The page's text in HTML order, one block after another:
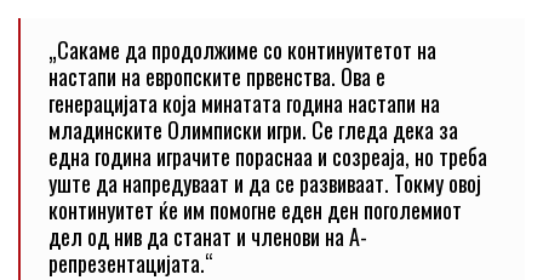
„Сакаме да продолжиме со континуитетот на
настапи на европските првенства. Ова е
генерацијата која минатата година настапи на
младинските Олимписки игри. Се гледа дека за
една година играчите пораснаа и созреаја, но треба
уште да напредуваат и да се развиваат. Токму овој
континуитет ќе им помогне еден ден поголемиот
дел од нив да станат и членови на А-
репрезентацијата.“